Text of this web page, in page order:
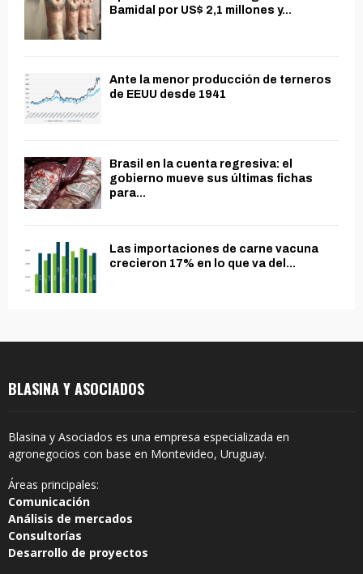
Bamidal por US$ 2,1 millones y...
Ante la menor producción de terneros
de EEUU desde 1941
Brasil en la cuenta regresiva: el
gobierno mueve sus últimas fichas
para...
Las importaciones de carne vacuna
crecieron 17% en lo que va del...
BLASINA Y ASOCIADOS
Blasina y Asociados es una empresa especializada en
agronegocios con base en Montevideo, Uruguay.
Áreas principales:
Comunicación
Análisis de mercados
Consultorías
Desarrollo de proyectos